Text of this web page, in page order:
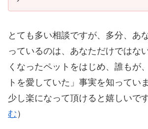
とても多い相談ですが、多分、あ
っているのは、あなただけではな
くなったペットをはじめ、誰もが
トを愛していた」事実を知ってい
少し楽になって頂けると嬉しいで
む ）